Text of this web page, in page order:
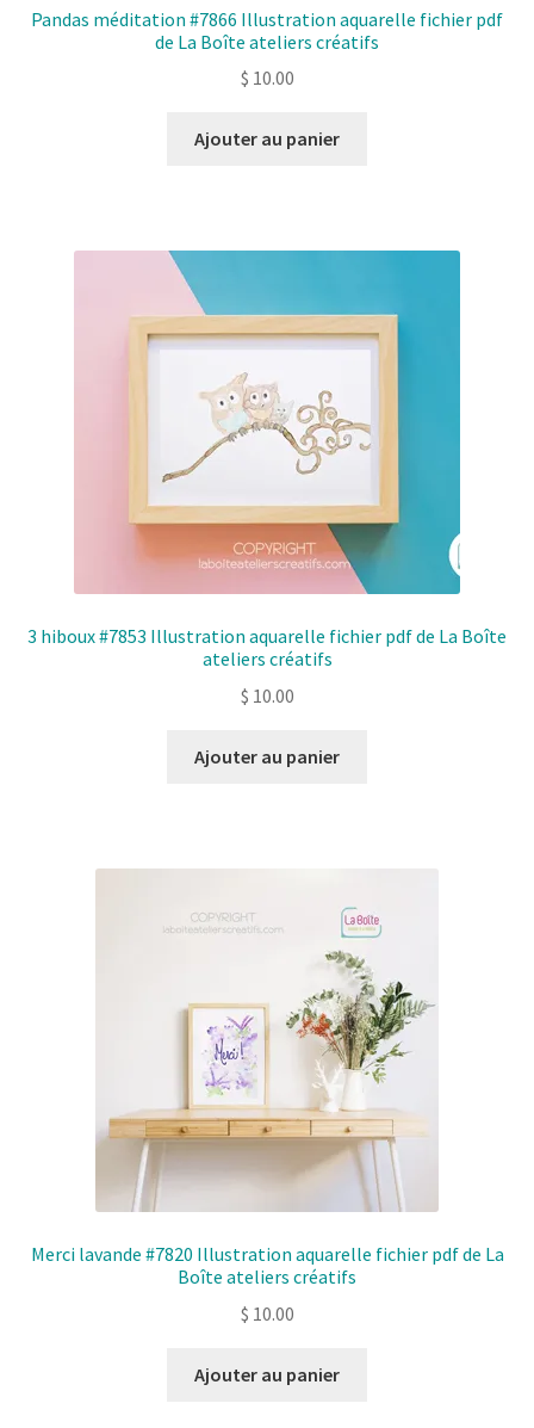
Pandas méditation #7866 Illustration aquarelle fichier pdf
de La Boîte ateliers créatifs
$ 10.00
Ajouter au panier
3 hiboux #7853 Illustration aquarelle fichier pdf de La Boîte
ateliers créatifs
$ 10.00
Ajouter au panier
Merci lavande #7820 Illustration aquarelle fichier pdf de La
Boîte ateliers créatifs
$ 10.00
Ajouter au panier